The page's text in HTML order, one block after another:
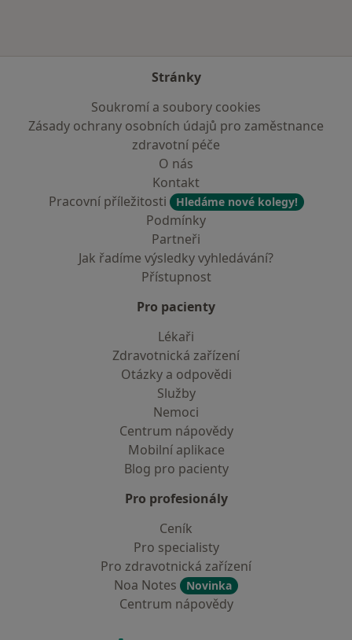
Stránky
Soukromí a soubory cookies
Zásady ochrany osobních údajů pro zaměstnance
zdravotní péče
O nás
Kontakt
Pracovní příležitosti
Hledáme nové kolegy!
Podmínky
Partneři
Jak řadíme výsledky vyhledávání?
Přístupnost
Pro pacienty
Lékaři
Zdravotnická zařízení
Otázky a odpovědi
Služby
Nemoci
Centrum nápovědy
Mobilní aplikace
Blog pro pacienty
Pro profesionály
Ceník
Pro specialisty
Pro zdravotnická zařízení
Noa Notes
Novinka
Centrum nápovědy